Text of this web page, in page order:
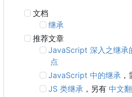
文档
继承
推荐文章
JavaScript 深入之继承
点
JavaScript 中的继承
JS 类继承 ，另有 中文